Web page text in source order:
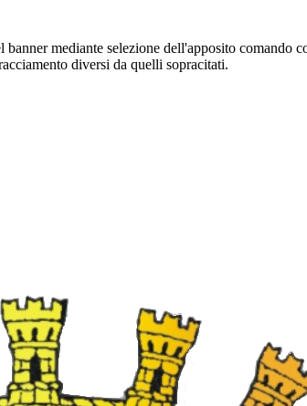
mediante selezione dell'apposito
diversi da quelli sopracitati.